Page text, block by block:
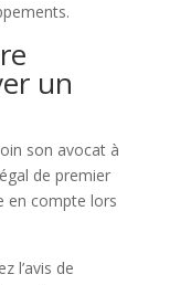
un
son avocat à
de premier
en compte lors
l’avis de